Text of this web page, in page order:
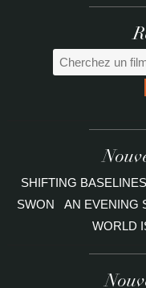
SHIFTING BASELINES
SWON
AN EVENING
WORLD